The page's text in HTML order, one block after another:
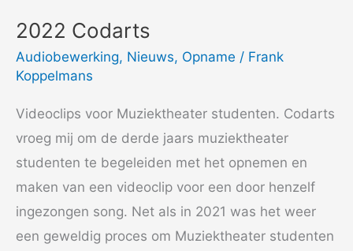
2022 Codarts
Audiobewerking, Nieuws, Opname / Frank
Koppelmans
Videoclips voor Muziektheater studenten. Codarts
vroeg mij om de derde jaars muziektheater
studenten te begeleiden met het opnemen en
maken van een videoclip voor een door henzelf
ingezongen song. Net als in 2021 was het weer
een geweldig proces om Muziektheater studenten